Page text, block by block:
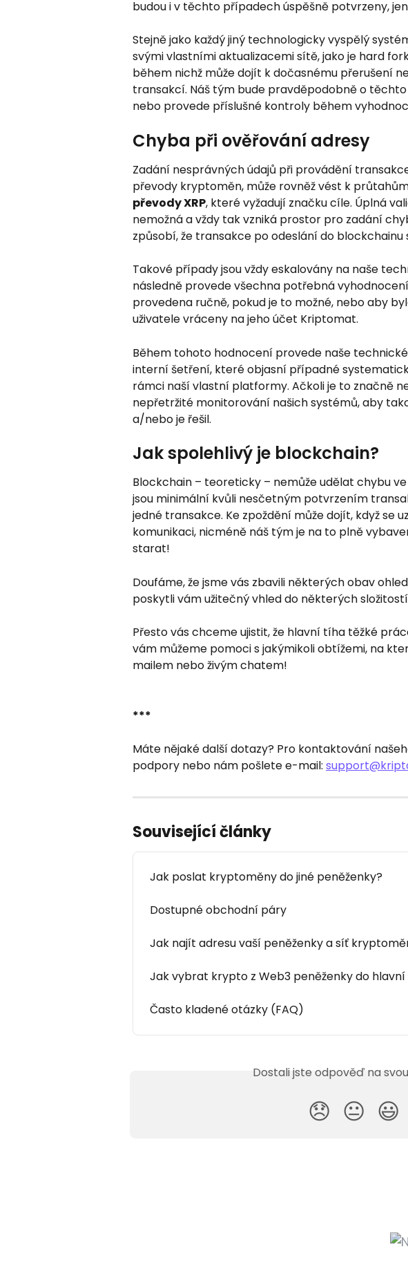
budou i v těchto případech úspěšně potvrzeny,
Stejně jako každý jiný technologicky vyspělý
svými vlastními aktualizacemi sítě, jako je hard
během nichž může dojít k dočasnému přerušení
transakcí. Náš tým bude pravděpodobně o
nebo provede příslušné kontroly během
Chyba při ověřování adresy
Zadání nesprávných údajů při provádění
převody kryptoměn, může rovněž vést k
převody XRP, které vyžadují značku cíle. Úplná
nemožná a vždy tak vzniká prostor pro zadání
způsobí, že transakce po odeslání do blockchainu
Takové případy jsou vždy eskalovány na naše
následně provede všechna potřebná
provedena ručně, pokud je to možné, nebo aby
uživatele vráceny na jeho účet Kriptomat.
Během tohoto hodnocení provede naše
interní šetření, které objasní případné
rámci naší vlastní platformy. Ačkoli je to značně
nepřetržité monitorování našich systémů, aby
a/nebo je řešil.
Jak spolehlivý je blockchain?
Blockchain – teoreticky – nemůže udělat chybu
jsou minimální kvůli nesčetným potvrzením
jedné transakce. Ke zpoždění může dojít, když se
komunikaci, nicméně náš tým je na to plně
starat!
Doufáme, že jsme vás zbavili některých obav
poskytli vám užitečný vhled do některých
Přesto vás chceme ujistit, že hlavní tíha těžké
vám můžeme pomoci s jakýmikoli obtížemi, na
mailem nebo živým chatem!
***
Máte nějaké další dotazy? Pro kontaktování
podpory nebo nám pošlete e-mail:
Související články
Jak poslat kryptoměny do jiné peněženky?
Dostupné obchodní páry
Jak najít adresu vaší peněženky a síť
Jak vybrat krypto z Web3 peněženky do
Často kladené otázky (FAQ)
Dostali jste odpověď na
😞 😐 😃